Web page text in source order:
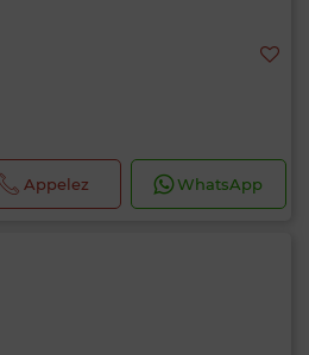
Appelez WhatsApp